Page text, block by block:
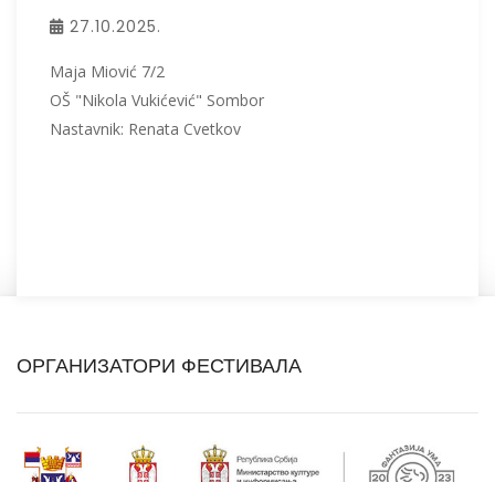
27.10.2025.
Maja Miović 7/2
OŠ "Nikola Vukićević" Sombor
Nastavnik: Renata Cvetkov
ОРГАНИЗАТОРИ ФЕСТИВАЛА